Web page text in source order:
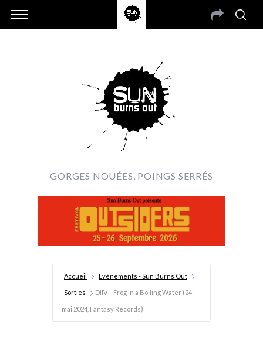
GORGES NOUÉES, POINGS SERRÉS
Accueil Evénements - Sun Burns Out
Sorties DIIV – Frog in a Boiling Water (24
mai 2024, Fantasy Records)